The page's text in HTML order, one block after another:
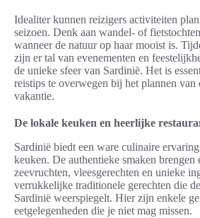
Idealiter kunnen reizigers activiteiten
seizoen. Denk aan wandel- of
wanneer de natuur op haar mooist is.
zijn er tal van evenementen en
de unieke sfeer van Sardinië. Het is
reistips te overwegen bij het plannen van
vakantie.
De lokale keuken en heerlijke
Sardinië biedt een ware culinaire
keuken. De authentieke smaken brengen
zeevruchten, vleesgerechten en unieke
verrukkelijke traditionele gerechten die
Sardinië weerspiegelt. Hier zijn enkele
eetgelegenheden die je niet mag missen.